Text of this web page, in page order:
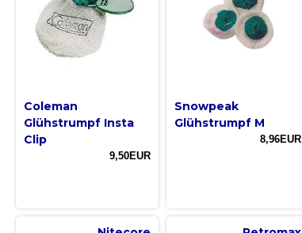
Coleman
Glühstrumpf Insta
Clip
9,50EUR
Snowpeak
Glühstrumpf M
8,96EUR